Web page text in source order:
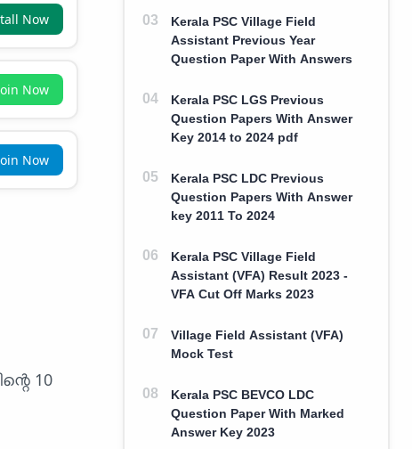
Now
Now
Now
10
Kerala PSC Village Field
Assistant Previous Year
Question Paper With Answers
Kerala PSC LGS Previous
Question Papers With Answer
Key 2014 to 2024 pdf
Kerala PSC LDC Previous
Question Papers With Answer
key 2011 To 2024
Kerala PSC Village Field
Assistant (VFA) Result 2023 -
VFA Cut Off Marks 2023
Village Field Assistant (VFA)
Mock Test
Kerala PSC BEVCO LDC
Question Paper With Marked
Answer Key 2023